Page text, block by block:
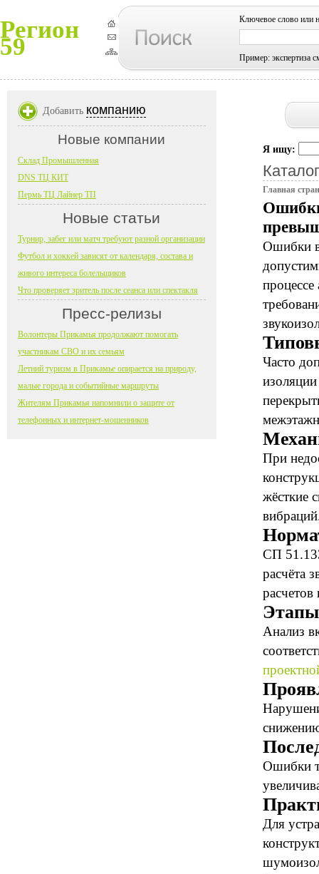
Регион
59
Ключевое слово или
Пример: экспертиза
Я ищу:
Главная
Ошибки
Часто
При
жёсткие
СП
расчёта
Анализ
Ошибки
Для
Добавить компанию
Новые компании
Склад Промышленная
DNS ТЦ КИТ
Пермь ТЦ Лайнер ТП
Новые статьи
Турнир, забег или матч требуют разной организации
Футбол и хоккей зависят от календаря, состава и
живого интереса болельщиков
Что проверяет зритель после сеанса или спектакля
Пресс-релизы
Волонтеры Прикамья продолжают помогать
участникам СВО и их семьям
Летний туризм в Прикамье опирается на природу,
малые города и событийные маршруты
Жителям Прикамья напомнили о защите от
телефонных и интернет-мошенников